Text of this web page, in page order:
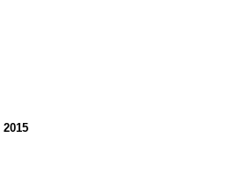
2015